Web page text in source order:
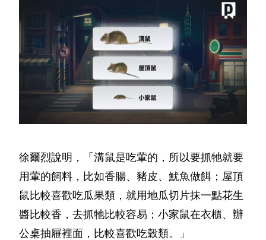
徐爾烈說明，「溝鼠是吃葷的，所以要抓牠就要
用葷的飼料，比如香腸、豬皮、魷魚做餌；屋頂
鼠比較喜歡吃瓜果類，就用地瓜切片抹一點花生
醬比較香，去抓牠比較容易；小家鼠在衣櫃、辦
公桌抽屜裡面，比較喜歡吃穀類。」